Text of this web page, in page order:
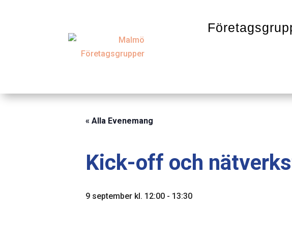
« Alla Evenemang
Kick-off och
9 september kl. 12:00 - 13:30